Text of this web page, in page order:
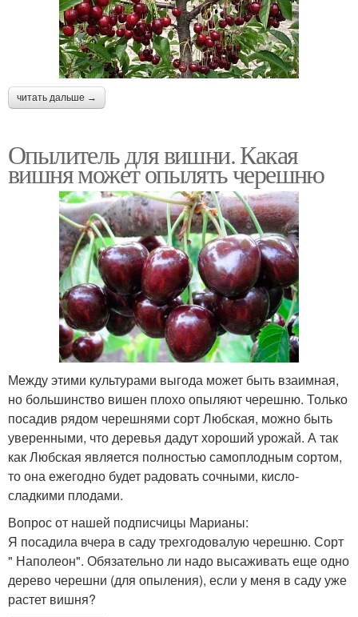
читать дальше →
Опылитель для вишни. Какая
вишня может опылять черешню
Между этими культурами выгода может быть взаимная,
но большинство вишен плохо опыляют черешню. Только
посадив рядом черешнями сорт Любская, можно быть
уверенными, что деревья дадут хороший урожай. А так
как Любская является полностью самоплодным сортом,
то она ежегодно будет радовать сочными, кисло-
сладкими плодами.
Вопрос от нашей подписчицы Марианы:
Я посадила вчера в саду трехгодовалую черешню. Сорт
" Наполеон". Обязательно ли надо высаживать еще одно
дерево черешни (для опыления), если у меня в саду уже
растет вишня?